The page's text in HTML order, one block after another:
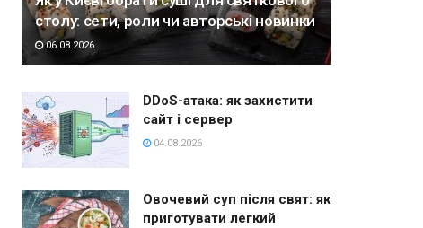
столу: сети, роли чи авторські новинки
06.08.2026
DDoS-атака: як захистити
сайт і сервер
04.08.2026
Овочевий суп після свят: як
приготувати легкий